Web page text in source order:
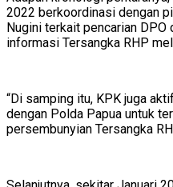
2022 berkoordinasi dengan
Nugini terkait pencarian
informasi Tersangka RHP
“Di samping itu, KPK juga
dengan Polda Papua untuk
persembunyian Tersangka